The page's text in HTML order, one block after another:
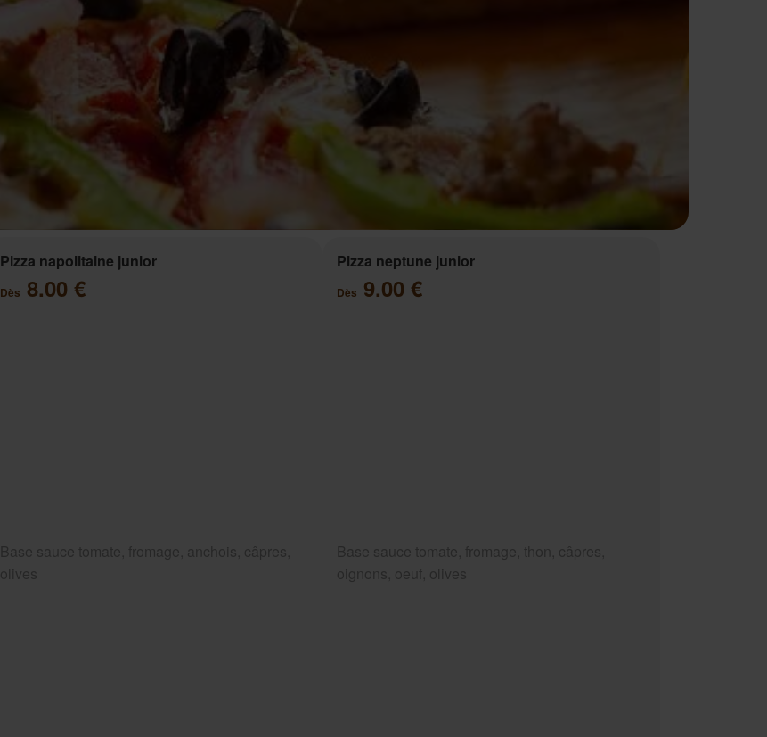
Pizza napolitaine junior
Dès 8.00 €
Pizza neptune junior
Dès 9.00 €